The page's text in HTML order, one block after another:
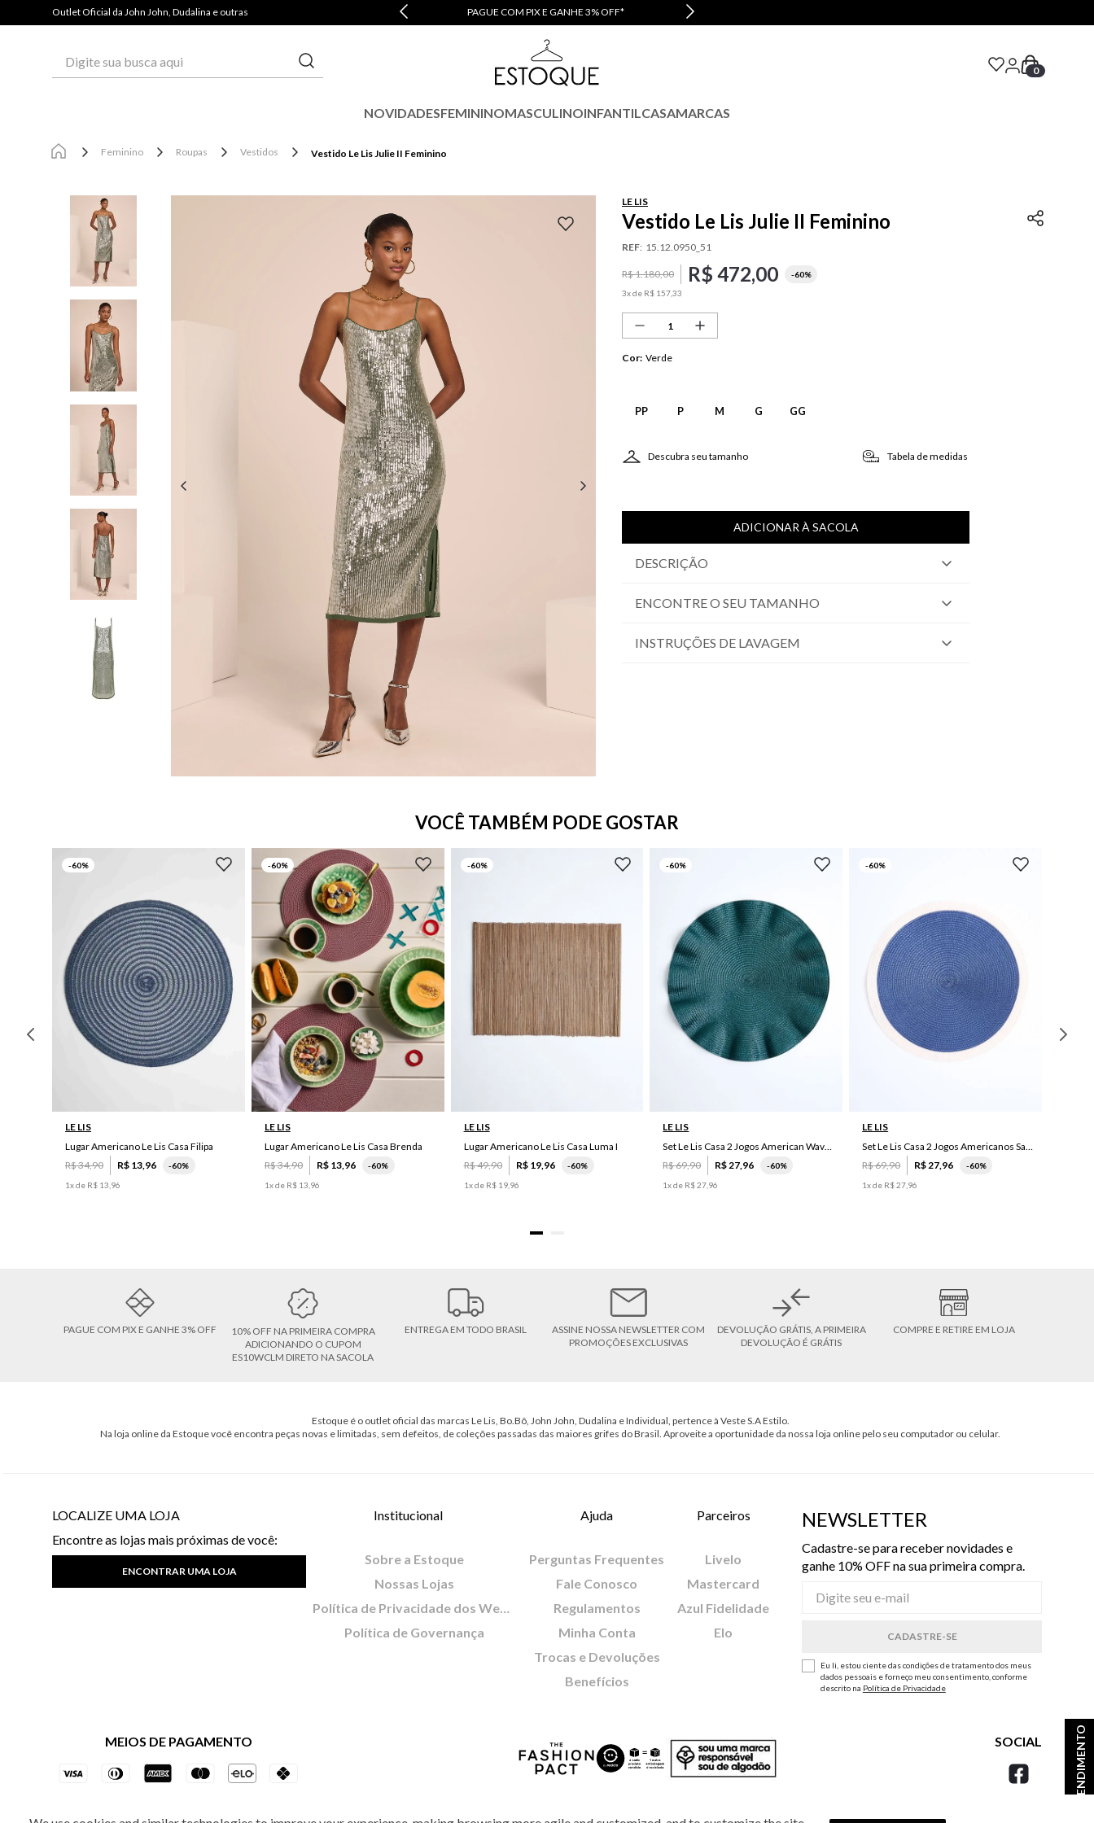
Outlet Oficial da John John, Dudalina e outrasPAGUE COM PIX E GANHE 3% OFF* 10% OFF NA PRIMEIRA COMPRA | ATÉ 3X SEM JUROS
0
NOVIDADESFEMININOMASCULINOINFANTILCASAMARCAS
ATENDIMENTO
Feminino Roupas Vestidos Vestido Le Lis Julie II Feminino
LE LIS
Vestido Le Lis Julie II Feminino
REF: 15.12.0950_51
R$1.180,00 R$ 472,00 -60%
3x de R$ 15733
Cor: Verde
PP P M G GG
Descubra seu tamanho Tabela de medidas
ADICIONAR À SACOLA
DESCRIÇÃO
ENCONTRE O SEU TAMANHO
INSTRUÇÕES DE LAVAGEM
VOCÊ TAMBÉM PODE GOSTAR
-60%
LE LIS
Lugar Americano Le Lis Casa Filipa
R$34,90 R$ 13,96 -60%
1x de R$ 13 96
-60%
UN
LE LIS
Lugar Americano Le Lis Casa Brenda
R$34,90 R$ 13,96 -60%
1x de R$ 13 96
-60%
LE LIS
Lugar Americano Le Lis Casa Luma I
R$49,90 R$ 19,96 -60%
1x de R$ 19, 96
-60%
LE LIS
Set Le Lis Casa 2 Jogos American Wave Green
R$69,90 R$27,96 -60%
1x de R$27 96
-60%
LE LIS
Set Le Lis Casa 2 Jogos Americanos Saruê II
R$69,90 R$27,96 -60%
1x de R$27 96
PAGUE COM PIX E GANHE 3% OFF
10% OFF NA PRIMEIRA COMPRA
ADICIONANDO O CUPOM
ES10WCLM DIRETO NA SACOLA
ENTREGA EM TODO BRASIL
ASSINE NOSSA NEWSLETTER COM
PROMOÇÕES EXCLUSIVAS
DEVOLUÇÃO GRÁTIS, A PRIMEIRA
DEVOLUÇÃO É GRÁTIS
COMPRE E RETIRE EM LOJA
Estoque é o outlet oficial das marcas Le Lis, Bo.Bô, John John, Dudalina e Individual, pertence à Veste S.A Estilo.
Na loja online da Estoque você encontra peças novas e limitadas, sem defeitos, de coleções passadas das maiores grifes do Brasil. Aproveite a oportunidade da nossa loja online pelo seu computador ou celular.
LOCALIZE UMA LOJA
Encontre as lojas mais próximas de você:
ENCONTRAR UMA LOJA
Institucional
Sobre a Estoque
Nossas Lojas
Política de Privacidade dos Websites
Política de Governança
Ajuda
Perguntas Frequentes
Fale Conosco
Regulamentos
Minha Conta
Trocas e Devoluções
Benefícios
Parceiros
Livelo
Mastercard
Azul Fidelidade
Elo
NEWSLETTER
Cadastre-se para receber novidades e
ganhe 10% OFF na sua primeira compra.
Eu li, estou ciente das condições de tratamento dos meus
dados pessoais e forneço meu consentimento, conforme
descrito na Política de Privacidade
MEIOS DE PAGAMENTO SOCIAL